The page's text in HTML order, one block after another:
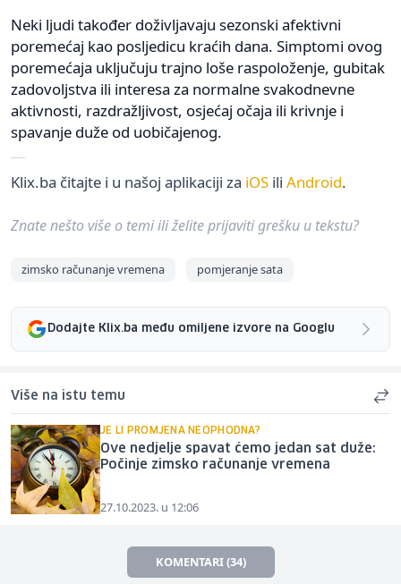
Neki ljudi također doživljavaju sezonski afektivni
poremećaj kao posljedicu kraćih dana. Simptomi ovog
poremećaja uključuju trajno loše raspoloženje, gubitak
zadovoljstva ili interesa za normalne svakodnevne
aktivnosti, razdražljivost, osjećaj očaja ili krivnje i
spavanje duže od uobičajenog.
Klix.ba čitajte i u našoj aplikaciji za iOS ili Android.
Znate nešto više o temi ili želite prijaviti grešku u tekstu?
zimsko računanje vremena pomjeranje sata
Dodajte Klix.ba među omiljene izvore na Googlu
Više na istu temu
JE LI PROMJENA NEOPHODNA?
Ove nedjelje spavat ćemo jedan sat duže:
Počinje zimsko računanje vremena
27.10.2023. u 12:06
KOMENTARI (34)